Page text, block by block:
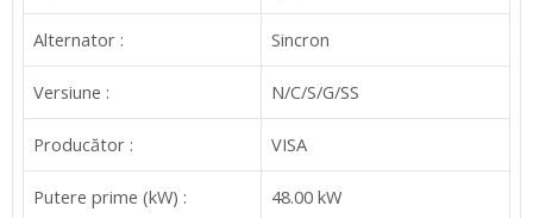
Alternator : Sincron
Versiune : N/C/S/G/SS
Producător : VISA
Putere prime (kW) : 48.00 kW